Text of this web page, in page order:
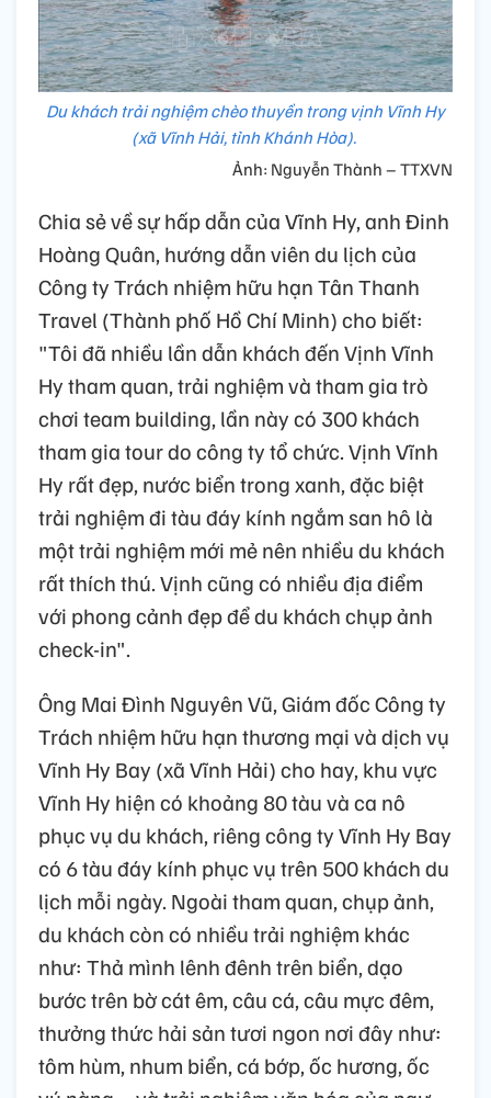
Du khách trải nghiệm chèo thuyền trong vịnh Vĩnh Hy
(xã Vĩnh Hải, tỉnh Khánh Hòa).
Ảnh: Nguyễn Thành – TTXVN
Chia sẻ về sự hấp dẫn của Vĩnh Hy, anh Đinh
Hoàng Quân, hướng dẫn viên du lịch của
Công ty Trách nhiệm hữu hạn Tân Thanh
Travel (Thành phố Hồ Chí Minh) cho biết:
"Tôi đã nhiều lần dẫn khách đến Vịnh Vĩnh
Hy tham quan, trải nghiệm và tham gia trò
chơi team building, lần này có 300 khách
tham gia tour do công ty tổ chức. Vịnh Vĩnh
Hy rất đẹp, nước biển trong xanh, đặc biệt
trải nghiệm đi tàu đáy kính ngắm san hô là
một trải nghiệm mới mẻ nên nhiều du khách
rất thích thú. Vịnh cũng có nhiều địa điểm
với phong cảnh đẹp để du khách chụp ảnh
check-in".
Ông Mai Đình Nguyên Vũ, Giám đốc Công ty
Trách nhiệm hữu hạn thương mại và dịch vụ
Vĩnh Hy Bay (xã Vĩnh Hải) cho hay, khu vực
Vĩnh Hy hiện có khoảng 80 tàu và ca nô
phục vụ du khách, riêng công ty Vĩnh Hy Bay
có 6 tàu đáy kính phục vụ trên 500 khách du
lịch mỗi ngày. Ngoài tham quan, chụp ảnh,
du khách còn có nhiều trải nghiệm khác
như: Thả mình lênh đênh trên biển, dạo
bước trên bờ cát êm, câu cá, câu mực đêm,
thưởng thức hải sản tươi ngon nơi đây như:
tôm hùm, nhum biển, cá bớp, ốc hương, ốc